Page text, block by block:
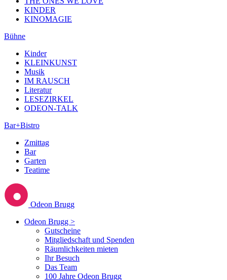
KINDER
KINOMAGIE
Bühne
Kinder
KLEINKUNST
Musik
IM RAUSCH
Literatur
LESEZIRKEL
ODEON-TALK
Bar+Bistro
Zmittag
Bar
Garten
Teatime
Odeon Brugg
Odeon Brugg >
Gutscheine
Mitgliedschaft und Spenden
Räumlichkeiten mieten
Ihr Besuch
Das Team
100 Jahre Odeon Brugg